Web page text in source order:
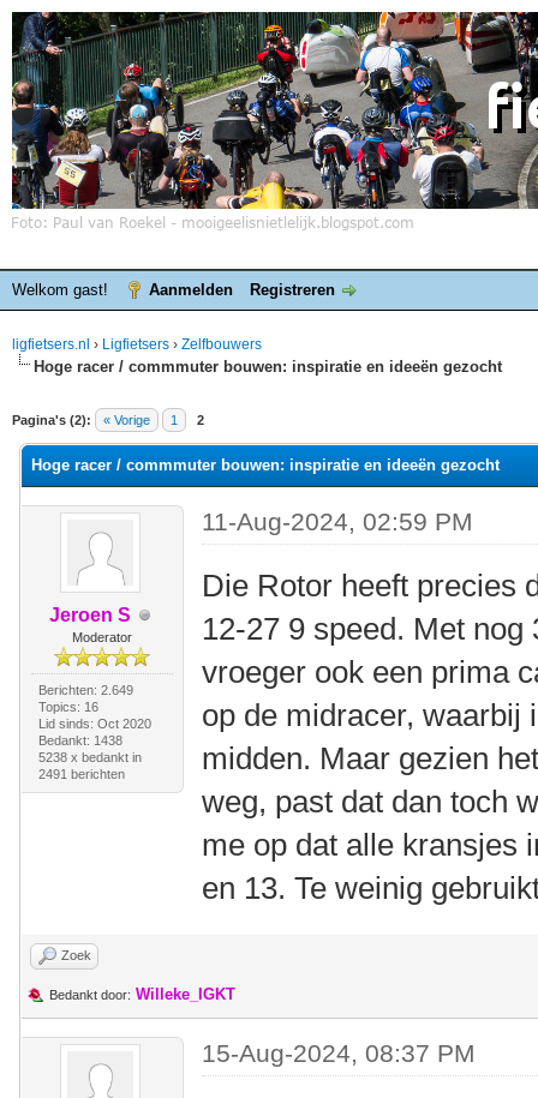
Welkom gast! Aanmelden Registreren
ligfietsers.nl › Ligfietsers › Zelfbouwers
Hoge racer / commmuter bouwen: inspiratie en ideeën gezocht
Pagina's (2): « Vorige 1 2
waardering is 0
Hoge racer / commmuter bouwen: inspiratie en ideeën gezocht
Jeroen S
Moderator
Berichten: 2.649
Topics: 16
Lid sinds: Oct 2020
Bedankt: 1438
5238 x bedankt in
2491 berichten
11-Aug-2024, 02:59 PM
Die Rotor heeft precies
12-27 9 speed. Met
vroeger ook een prima
op de midracer, waarbij
midden. Maar gezien
weg, past dat dan toch
me op dat alle kransjes
en 13. Te weinig
Zoek
Bedankt door: Willeke_IGKT
15-Aug-2024, 08:37 PM